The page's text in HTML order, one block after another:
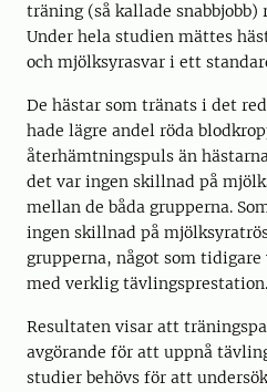
träning (så kallade snabbjobb)
Under hela studien mättes
och mjölksyrasvar i ett
De hästar som tränats i det
hade lägre andel röda
återhämtningspuls än
det var ingen skillnad på
mellan de båda grupperna.
ingen skillnad på
grupperna, något som
med verklig tävlingsprestation.
Resultaten visar att
avgörande för att uppnå
studier behövs för att